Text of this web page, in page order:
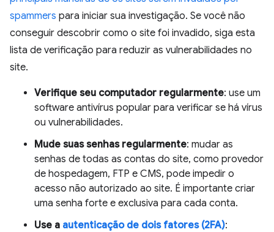
spammers para iniciar sua investigação. Se você não
conseguir descobrir como o site foi invadido, siga esta
lista de verificação para reduzir as vulnerabilidades no
site.
Verifique seu computador regularmente: use um
software antivírus popular para verificar se há vírus
ou vulnerabilidades.
Mude suas senhas regularmente: mudar as
senhas de todas as contas do site, como provedor
de hospedagem, FTP e CMS, pode impedir o
acesso não autorizado ao site. É importante criar
uma senha forte e exclusiva para cada conta.
Use a autenticação de dois fatores (2FA):